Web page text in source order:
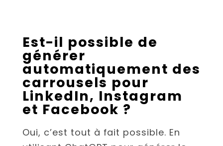
Est-il possible de
générer
automatiquement des
carrousels pour
LinkedIn, Instagram
et Facebook ?
Oui, c’est tout à fait possible. En